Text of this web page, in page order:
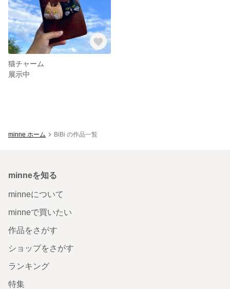
猫チャーム
展示中
minne ホーム BiBi の作品一覧
minneを知る
minneについて
minneで買いたい
作品をさがす
ショップをさがす
ランキング
特集